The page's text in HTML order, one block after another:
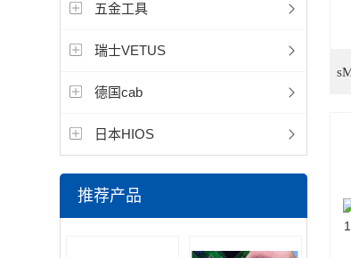
五金工具
瑞士VETUS
德国cab
日本HIOS
推荐产品